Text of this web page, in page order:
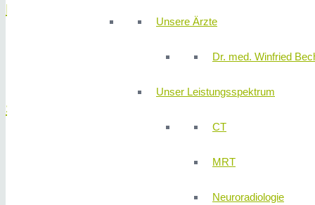
Unsere Ärzte
Dr. med. Winfried
Unser Leistungsspektrum
CT
MRT
Neuroradiologie
Magen
Schilddrüse